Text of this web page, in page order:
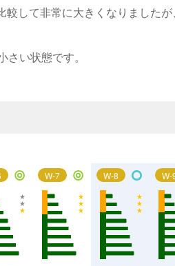
して非常に大きくなりました
い状態です。
W-7 W-8 W-